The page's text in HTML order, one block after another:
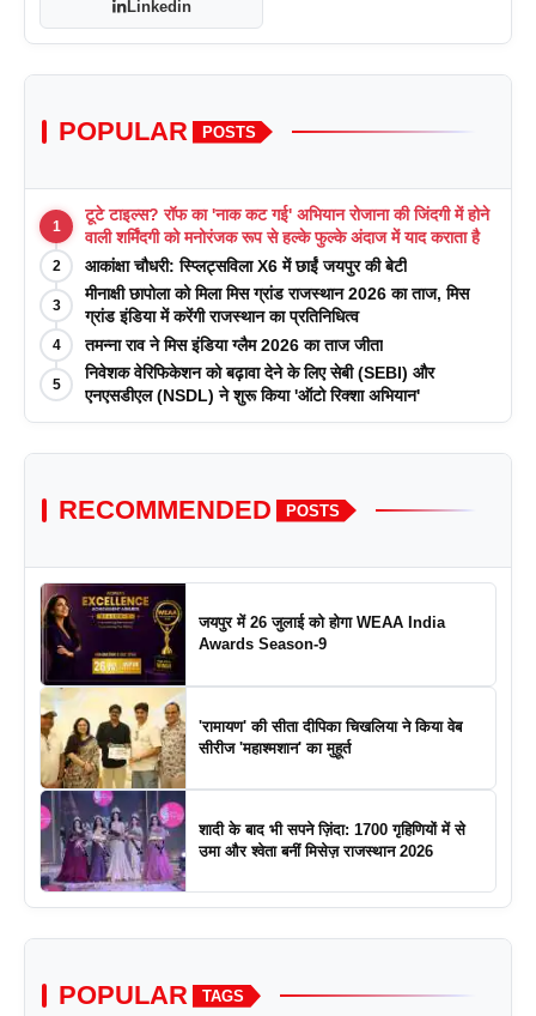
Linkedin
POPULAR POSTS
1
टूटे टाइल्स? रॉफ का 'नाक कट गई' अभियान रोजाना की जिंदगी में होने
वाली शर्मिंदगी को मनोरंजक रूप से हल्के फुल्के अंदाज में याद कराता है
2 आकांक्षा चौधरी: स्प्लिट्सविला X6 में छाईं जयपुर की बेटी
3
मीनाक्षी छापोला को मिला मिस ग्रांड राजस्थान 2026 का ताज, मिस
ग्रांड इंडिया में करेंगी राजस्थान का प्रतिनिधित्व
4 तमन्ना राव ने मिस इंडिया ग्लैम 2026 का ताज जीता
5
निवेशक वेरिफिकेशन को बढ़ावा देने के लिए सेबी (SEBI) और
एनएसडीएल (NSDL) ने शुरू किया 'ऑटो रिक्शा अभियान'
RECOMMENDED POSTS
जयपुर में 26 जुलाई को होगा WEAA India
Awards Season-9
'रामायण' की सीता दीपिका चिखलिया ने किया वेब
सीरीज 'महाश्मशान' का मुहूर्त
शादी के बाद भी सपने ज़िंदा: 1700 गृहिणियों में से
उमा और श्वेता बनीं मिसेज़ राजस्थान 2026
POPULAR TAGS